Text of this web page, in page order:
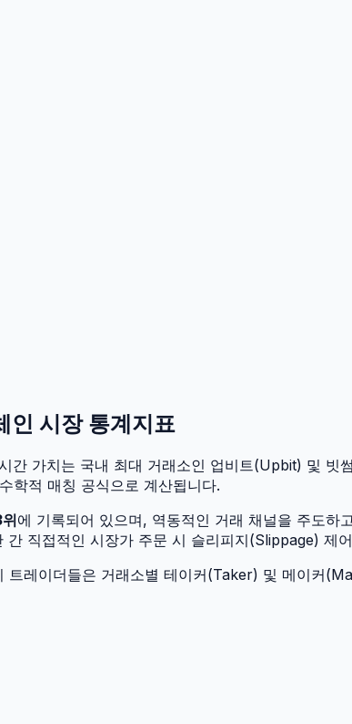
인 시장 통계지표
간 가치는 국내 최대 거래소인 업비트(Upbit) 및
학적 매칭 공식으로 계산됩니다.
위에 기록되어 있으며, 역동적인 거래 채널을 주도하
직접적인 시장가 주문 시 슬리피지(Slippage) 제
레이더들은 거래소별 테이커(Taker) 및 메이커